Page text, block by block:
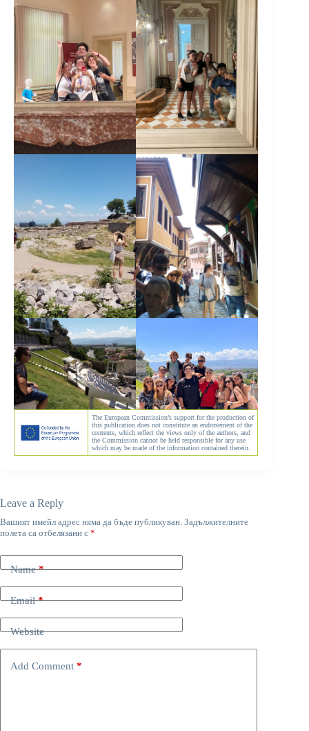
The European Commission’s support for the production of
this publication does not constitute an endorsement of the
contents, which reflect the views only of the authors, and
the Commission cannot be held responsible for any use
which may be made of the information contained therein.
Leave a Reply
Вашият имейл адрес няма да бъде публикуван. Задължителните
полета са отбелязани с *
Name*
Email*
Website
Add Comment *